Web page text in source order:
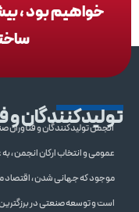
خواهیم بود ،
تولیدکنندگان و
عمومی و انتخاب ارکان انجمن ،
موجود که جهانی شدن ، اقتصاد
است و توسعه صنعتی در